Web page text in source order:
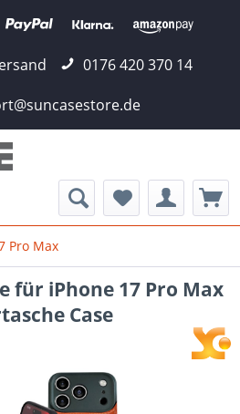
0176 420 370 14
Pro Max
für iPhone 17 Pro Max
Case